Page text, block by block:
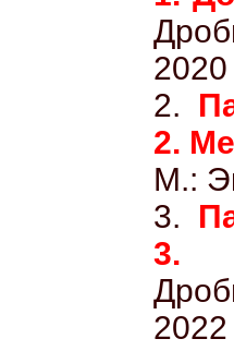
2020
2.
2.
М.:
3.
3.
2022